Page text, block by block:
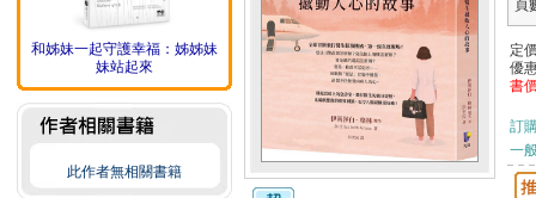
和姊妹一起守護幸福：姊姊妹
妹站起來
此作者無相關書籍
頁
定
優
書
訂
一